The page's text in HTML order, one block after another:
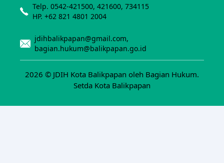
Telp. 0542-421500, 421600, 734115
HP. +62 821 4801 2004
jdihbalikpapan@gmail.com,
bagian.hukum@balikpapan.go.id
2026 © JDIH Kota Balikpapan oleh Bagian Hukum.
Setda Kota Balikpapan